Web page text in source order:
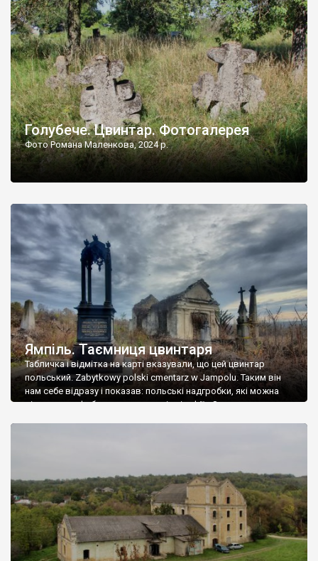
делікатес. На цвинтарі у Голубечому ціла колекція
різноманітних форм хрестів. Село відносно невелике, […]
Голубече. Цвинтар. Фотогалерея
Фото Романа Маленкова, 2024 р.
Ямпіль. Таємниця цвинтаря
Табличка і відмітка на карті вказували, що цей цвинтар
польський. Zabytkowy polski cmentarz w Jampolu. Таким він
нам себе відразу і показав: польські надгробки, які можна
віднести до фабричних, польські епітафії… Загалом цвинтар